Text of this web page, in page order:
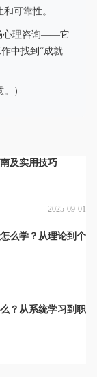
可靠性。
心理咨询——它
中找到“成就
）
及实用技巧
2025-09-01
么学？从理论到个
？从系统学习到职